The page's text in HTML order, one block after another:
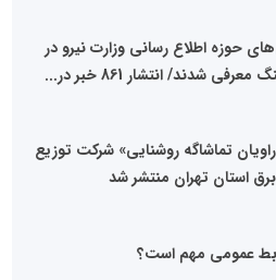
حوزه اطلاع رسانی وزارت نیرو در
شدند/ انتشار 861 خبر در...
تماشاگه روشنایی» شرکت توزیع
استان تهران منتشر شد
عمومی مهم است؟